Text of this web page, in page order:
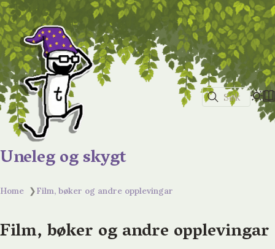
Uneleg og skygt
Søk
Home ❯Film, bøker og andre opplevingar
Film, bøker og andre opplevingar